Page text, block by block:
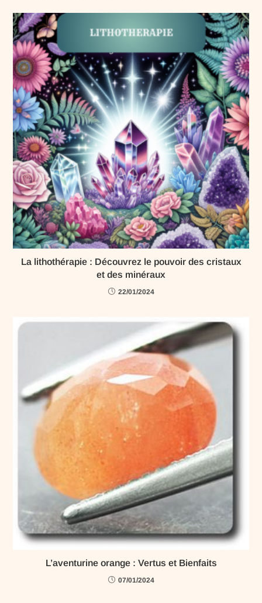
La lithothérapie : Découvrez le pouvoir des cristaux
et des minéraux
22/01/2024
L’aventurine orange : Vertus et Bienfaits
07/01/2024